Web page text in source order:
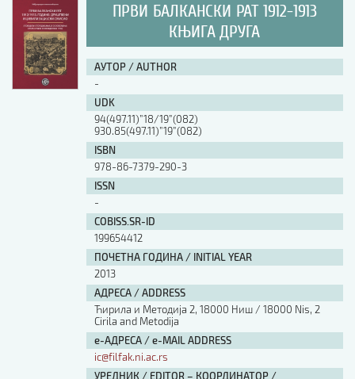
ПРВИ БАЛКАНСКИ РАТ 1912-1913
КЊИГА ДРУГА
АУТОР / AUTHOR
-
UDK
94(497.11)”18/19”(082)
930.85(497.11)”19”(082)
ISBN
978-86-7379-290-3
ISSN
-
COBISS.SR-ID
199654412
ПОЧЕТНА ГОДИНА / INITIAL YEAR
2013
АДРЕСА / ADDRESS
Ћирила и Методија 2, 18000 Ниш / 18000 Nis, 2
Cirila and Metodija
е-АДРЕСА / e-MAIL ADDRESS
ic@filfak.ni.ac.rs
УРЕДНИК / EDITOR – КООРДИНАТОР /